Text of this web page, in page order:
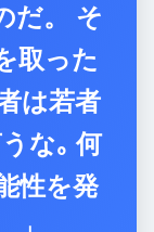
だ。 そ
取った
は若者
な｡ 何
性を発